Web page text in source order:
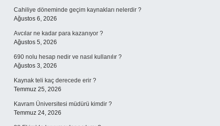
Cahiliye döneminde geçim kaynakları nelerdir ?
Ağustos 6, 2026
Avcılar ne kadar para kazanıyor ?
Ağustos 5, 2026
690 nolu hesap nedir ve nasıl kullanılır ?
Ağustos 3, 2026
Kaynak teli kaç derecede erir ?
Temmuz 25, 2026
Kavram Üniversitesi müdürü kimdir ?
Temmuz 24, 2026